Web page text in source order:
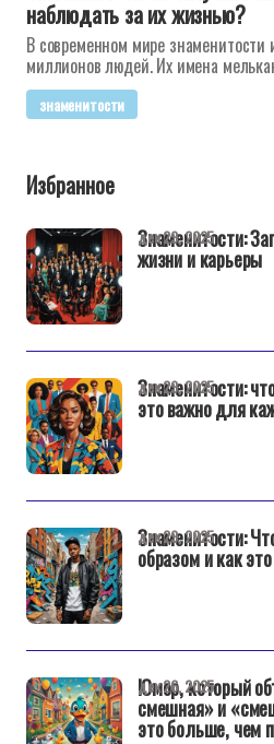
наблюдать за их жизнью?
В современном мире знаменитости
миллионов людей. Их имена
знаменитости
Избранное
Знаменитости:
жизни и карьеры
дек 29, 2025
Знаменитости:
это важно для
дек 29, 2025
Знаменитости:
образом и как
дек 29, 2025
Юмор, который
смешная» и
это больше, чем
дек 26, 2025